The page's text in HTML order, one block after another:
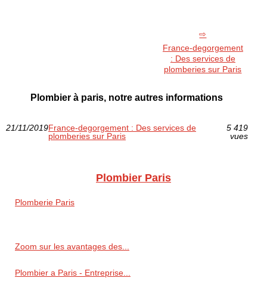
France-degorgement
: Des services de
plomberies sur Paris
Plombier à paris, notre autres informations
21/11/2019France-degorgement : Des services de
plomberies sur Paris
5 419
vues
Plombier Paris
Plomberie Paris
Zoom sur les avantages des...
Plombier a Paris - Entreprise...